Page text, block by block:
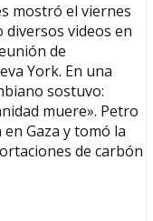
mostró el viernes
videos en
de
York. En una
sostuvo:
muere». Petro
Gaza y tomó la
de carbón